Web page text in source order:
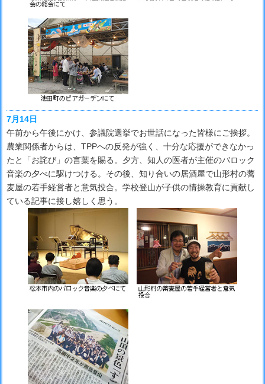
7月14日
午前から午後にかけ、参議院選挙でお世話になった皆様にご挨拶。
農業関係者からは、TPPへの反発が強く、十分な応援ができなかっ
たと「お詫び」の言葉を賜る。夕方、知人の医者が主催のバロック
音楽の夕べに駆けつける。その後、知り合いの居酒屋で山形村の蕎
麦屋の若手経営者と意気投合。学校登山が子供の情操教育に貢献し
ている記事に接し嬉しく思う。